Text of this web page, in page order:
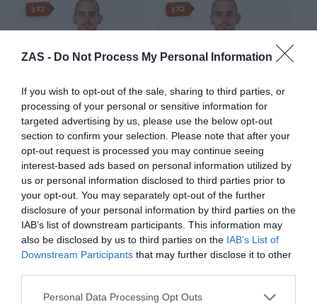
ZAS - Do Not Process My Personal Information
If you wish to opt-out of the sale, sharing to third parties, or
processing of your personal or sensitive information for
targeted advertising by us, please use the below opt-out
section to confirm your selection. Please note that after your
opt-out request is processed you may continue seeing
interest-based ads based on personal information utilized by
us or personal information disclosed to third parties prior to
your opt-out. You may separately opt-out of the further
disclosure of your personal information by third parties on the
IAB’s list of downstream participants. This information may
also be disclosed by us to third parties on the IAB’s List of
Downstream Participants that may further disclose it to other
Personal Data Processing Opt Outs
3X2
Camiseta Birds and Cat
★★★★★
★★★★★
14, €
[CMSE50 ]
Ver producto
3X2
Camiseta Star ET
★★★★★
★★★★★
14, 95
[CMSE62 ]
Ver producto